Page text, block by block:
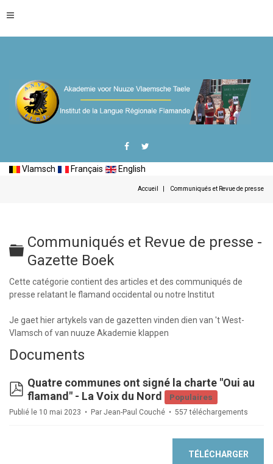
Vlamsch Français English
Accueil Communiqués et Revue de presse
Dossier
Communiqués et Revue de presse -
Gazette Boek
Cette catégorie contient des articles et des communiqués de
presse relatant le flamand occidental ou notre Institut
Je gaet hier artykels van de gazetten vinden dien van 't West-
Vlamsch of van nuuze Akademie klappen
Documents
pdf
Quatre communes ont signé la charte "Oui au
flamand" - La Voix du Nord
Populaires
Publié le 10 mai 2023 Par Jean-Paul Couché 557 téléchargements
TÉLÉCHARGER